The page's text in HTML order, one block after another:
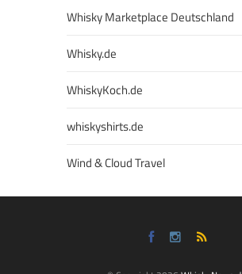
Whisky Marketplace Deutschland
Whisky.de
WhiskyKoch.de
whiskyshirts.de
Wind & Cloud Travel